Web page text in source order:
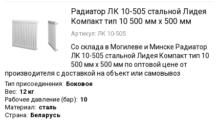
Радиатор ЛК 10-505 стальной Лидея
Компакт тип 10 500 мм х 500 мм
Артикул: ЛК 10-505
Со склада в Могилеве и Минске Радиатор
ЛК 10-505 стальной Лидея Компакт тип 10
500 мм х 500 мм по оптовой цене от
производителя с доставкой на объект или самовывоз
Тип присоединения: Боковое
Вес: 12 кг
Рабочее давление (бар): 10
Материал: сталь
Страна: Беларусь